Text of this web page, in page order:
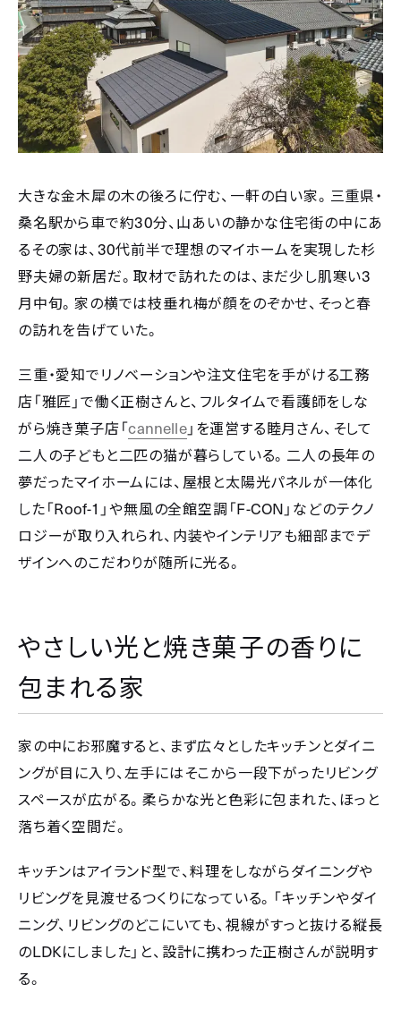
大きな金木犀の木の後ろに佇む、一軒の白い家。三重県・
桑名駅から車で約30分、山あいの静かな住宅街の中にあ
るその家は、30代前半で理想のマイホームを実現した杉
野夫婦の新居だ。取材で訪れたのは、まだ少し肌寒い3
月中旬。家の横では枝垂れ梅が顔をのぞかせ、そっと春
の訪れを告げていた。
三重・愛知でリノベーションや注文住宅を手がける工務
店「雅匠」で働く正樹さんと、フルタイムで看護師をしな
がら焼き菓子店「cannelle」を運営する睦月さん、そして
二人の子どもと二匹の猫が暮らしている。二人の長年の
夢だったマイホームには、屋根と太陽光パネルが一体化
した「Roof-1 」や無風の全館空調「F-CON 」などのテクノ
ロジーが取り入れられ、内装やインテリアも細部までデ
ザインへのこだわりが随所に光る。
やさしい光と焼き菓子の香りに
包まれる家
家の中にお邪魔すると、まず広々としたキッチンとダイニ
ングが目に入り、左手にはそこから一段下がったリビング
スペースが広がる。柔らかな光と色彩に包まれた、ほっと
落ち着く空間だ。
キッチンはアイランド型で、料理をしながらダイニングや
リビングを見渡せるつくりになっている。「キッチンやダイ
ニング、リビングのどこにいても、視線がすっと抜ける縦長
のLDKにしました」と、設計に携わった正樹さんが説明す
る。